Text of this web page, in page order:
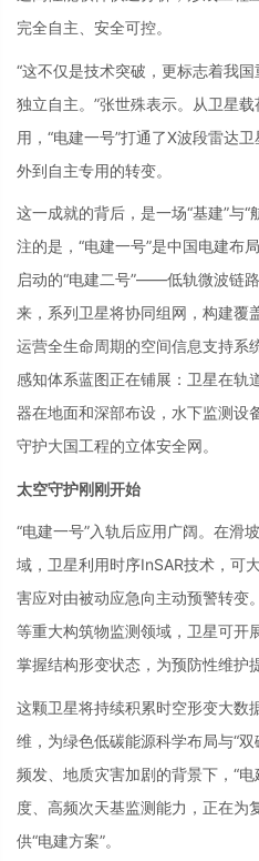
完全自主、安全可控。
“这不仅是技术突破，更标志着我
独立自主。”张世殊表示。从卫星
用，“电建一号”打通了X波段雷达
外到自主专用的转变。
这一成就的背后，是一场“基建”与
注的是，“电建一号”是中国电建布
启动的“电建二号”——低轨微波链
来，系列卫星将协同组网，构建覆
运营全生命周期的空间信息支持系
感知体系蓝图正在铺展：卫星在轨
器在地面和深部布设，水下监测
守护大国工程的立体安全网。
太空守护刚刚开始
“电建一号”入轨后应用广阔。在滑
域，卫星利用时序InSAR技术，可
害应对由被动应急向主动预警转变
等重大构筑物监测领域，卫星可开
掌握结构形变状态，为预防性维护
这颗卫星将持续积累时空形变大数
维，为绿色低碳能源科学布局与“
频发、地质灾害加剧的背景下，“
度、高频次天基监测能力，正在为
供“电建方案”。